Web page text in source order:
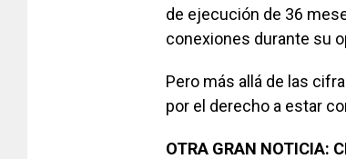
de ejecución de 36
conexiones durante su
Pero más allá de las
por el derecho a estar
OTRA GRAN NOTICIA: